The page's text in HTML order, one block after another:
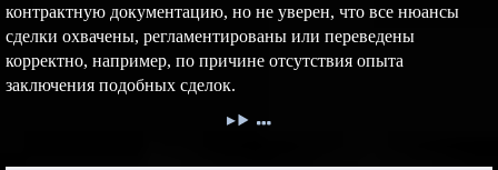
контрактную документацию, но не уверен, что все нюансы
сделки охвачены, регламентированы или переведены
корректно, например, по причине отсутствия опыта
заключения подобных сделок.